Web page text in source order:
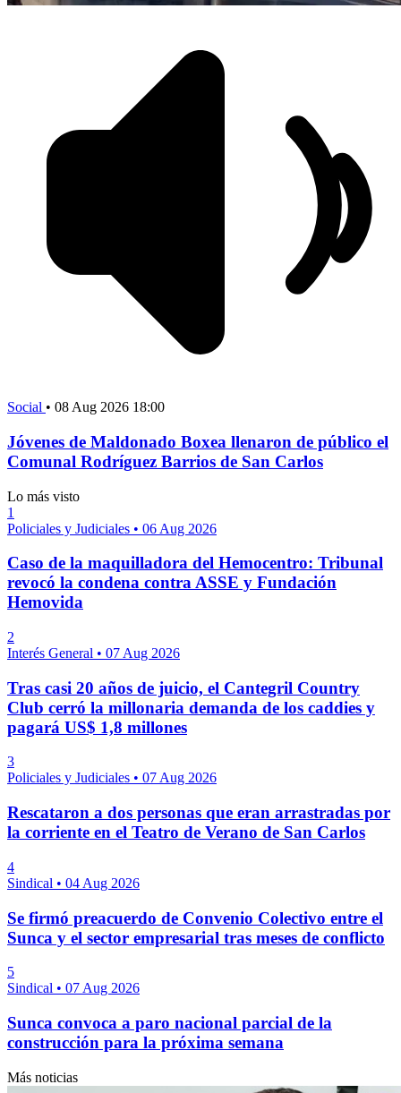
Social • 08 Aug 2026 18:00
Jóvenes de Maldonado Boxea llenaron de público el
Comunal Rodríguez Barrios de San Carlos
Lo más visto
1
Policiales y Judiciales • 06 Aug 2026
Caso de la maquilladora del Hemocentro: Tribunal
revocó la condena contra ASSE y Fundación
Hemovida
2
Interés General • 07 Aug 2026
Tras casi 20 años de juicio, el Cantegril Country
Club cerró la millonaria demanda de los caddies y
pagará US$ 1,8 millones
3
Policiales y Judiciales • 07 Aug 2026
Rescataron a dos personas que eran arrastradas por
la corriente en el Teatro de Verano de San Carlos
4
Sindical • 04 Aug 2026
Se firmó preacuerdo de Convenio Colectivo entre el
Sunca y el sector empresarial tras meses de conflicto
5
Sindical • 07 Aug 2026
Sunca convoca a paro nacional parcial de la
construcción para la próxima semana
Más noticias